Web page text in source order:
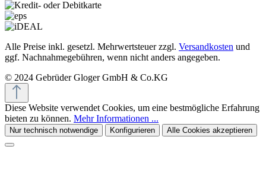
Alle Preise inkl. gesetzl. Mehrwertsteuer zzgl. Versandkosten und
ggf. Nachnahmegebühren, wenn nicht anders angegeben.
© 2024 Gebrüder Gloger GmbH & Co.KG
Diese Website verwendet Cookies, um eine bestmögliche Erfahrung
bieten zu können. Mehr Informationen ...
Nur technisch notwendige Konfigurieren Alle Cookies akzeptieren